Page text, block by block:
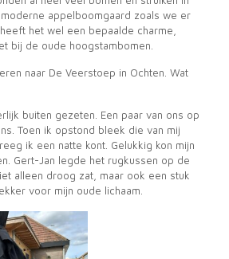
appelboomgaard zoals we er
het wel een bepaalde charme,
bij de oude hoogstambomen.
naar De Veerstoep in Ochten. Wat
buiten gezeten. Een paar van ons op
Toen ik opstond bleek die van mij
ik een natte kont. Gelukkig kon mijn
Gert-Jan legde het rugkussen op de
alleen droog zat, maar ook een stuk
voor mijn oude lichaam.